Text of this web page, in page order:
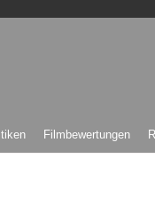
Filmbewertungen